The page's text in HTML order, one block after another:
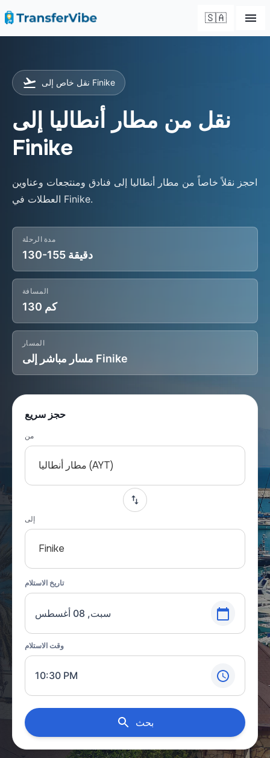
🇸🇦
نقل خاص إلى Finike
نقل من مطار أنطاليا إلى
Finike
احجز نقلاً خاصاً من مطار أنطاليا إلى فنادق ومنتجعات وعناوين
العطلات في Finike.
مدة الرحلة
130-155 دقيقة
المسافة
130 كم
المسار
مسار مباشر إلى Finike
حجز سريع
من
مطار أنطاليا (AYT)
إلى
Finike
تاريخ الاستلام
سبت, 08 أغسطس
وقت الاستلام
10:30 PM
بحث